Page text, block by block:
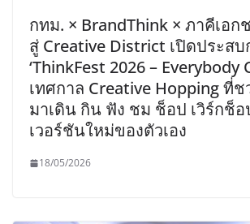
กทม. × BrandThink × ภาคีเอก
สู่ Creative District เปิดประส
‘ThinkFest 2026 – Everybody
เทศกาล Creative Hopping ที่
มาเดิน กิน ฟัง ชม ช็อป เวิร์กช็
เวอร์ชันใหม่ของตัวเอง
18/05/2026